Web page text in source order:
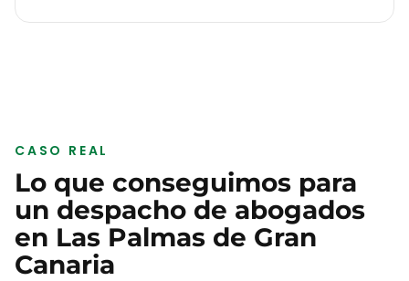
CASO REAL
Lo que conseguimos para
un despacho de abogados
en Las Palmas de Gran
Canaria